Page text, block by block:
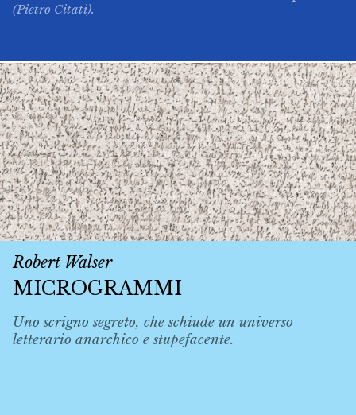
(Pietro Citati).
Robert Walser
MICROGRAMMI
Uno scrigno segreto, che schiude un universo
letterario anarchico e stupefacente.